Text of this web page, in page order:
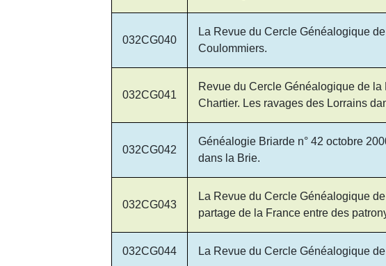
032CG040
La Revue du Cercle Généalogique
Coulommiers.
032CG041
Revue du Cercle Généalogique de la
Chartier. Les ravages des Lorrains
032CG042
Généalogie Briarde n° 42 octobre
dans la Brie.
032CG043
La Revue du Cercle Généalogique
partage de la France entre des
032CG044 La Revue du Cercle Généalogique